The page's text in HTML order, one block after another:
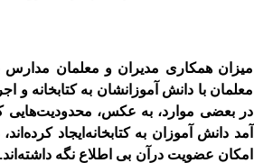
میزان همکاری مدیران و معلمان مدارس
معلمان با دانش آموزانشان به کتابخانه و
در بعضی موارد، به عکس، محدودیت‌هایی
آمد دانش آموزان به کتابخانه‌ایجاد
امکان عضویت درآن بی اطلاع نگه